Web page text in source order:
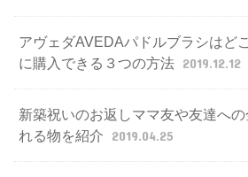
アヴェダAVEDAパドルブラシはど
に購入できる３つの方法 2019.12.12
新築祝いのお返しママ友や友達へ
れる物を紹介
2019.04.25